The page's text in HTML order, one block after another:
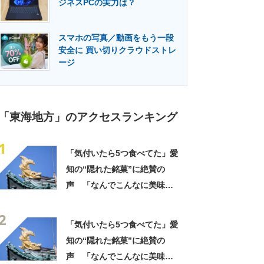
メディア 建設×テクノロジーの最前線
ジネスPCの実力は？
スマホの写真／動画をもう一段
安全に 買い切りクラウドストレ
ージ
東海地方」のアクセスランキング
「気付いたら5つ食べてた」愛
知の“隠れた銘菓”に絶賛の
声 「なんでこんなに美味し
「気付いたら5つ食べてた」愛
知の“隠れた銘菓”に絶賛の
声 「なんでこんなに美味し